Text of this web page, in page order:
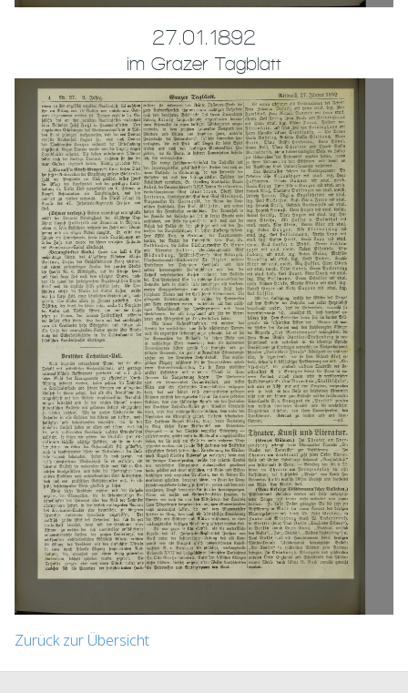
27.01.1892
im Grazer Tagblatt
Zurück zur Übersicht